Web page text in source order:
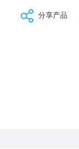
分享产品